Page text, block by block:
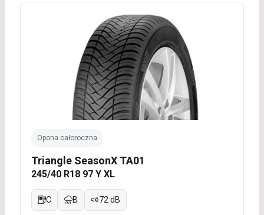
Opona całoroczna
Triangle SeasonX TA01
245/40 R18 97 Y XL
C B 72 dB